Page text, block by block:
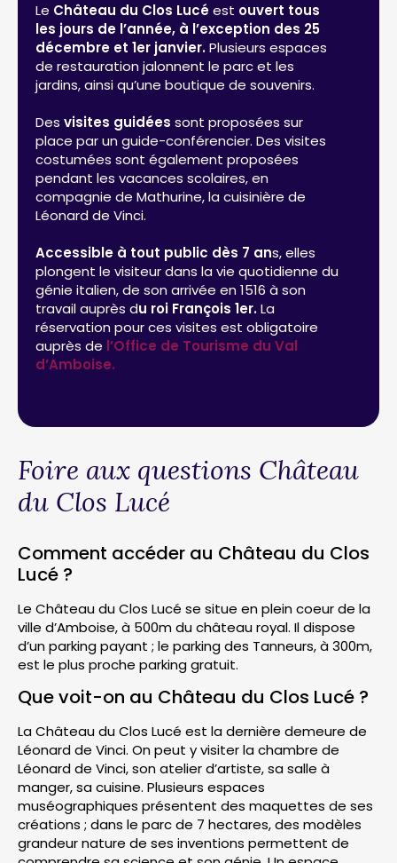
Le Château du Clos Lucéest ouvert tous
les jours de l’année, à l’exception des 25
décembre et 1er janvier.Plusieurs espaces
de restauration jalonnent le parc et les
jardins, ainsi qu’une boutique de souvenirs.
Des visites guidées sont proposées sur
place par un guide-conférencier. Des visites
costumées sont également proposées
pendant les vacances scolaires, en
compagnie de Mathurine, la cuisinière de
Léonard de Vinci.
Accessible à tout public dès 7 ans, elles
plongent le visiteur dans la vie quotidienne du
génie italien, de son arrivée en 1516 à son
travail auprès du roi François 1er.La
réservation pour ces visites est obligatoire
auprès de l’Office de Tourisme du Val
d’Amboise.
Foire aux questions Château
du Clos Lucé
Comment accéder au Château du Clos
Lucé ?
Le Château du Clos Lucé se situe en plein coeur de la
ville d’Amboise, à 500m du château royal. Il dispose
d’un parking payant ; le parking des Tanneurs, à 300m,
est le plus proche parking gratuit.
Que voit-on au Château du Clos Lucé ?
La Château du Clos Lucé est la dernière demeure de
Léonard de Vinci. On peut y visiter la chambre de
Léonard de Vinci, son atelier d’artiste, sa salle à
manger, sa cuisine. Plusieurs espaces
muséographiques présentent des maquettes de ses
créations ; dans le parc de 7 hectares, des modèles
grandeur nature de ses inventions permettent de